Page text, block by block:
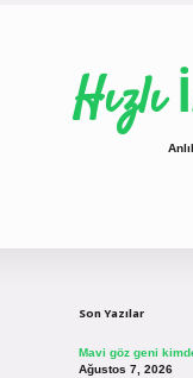
Hızlı
Son Yazılar
Mavi göz geni
Ağustos 7, 2026